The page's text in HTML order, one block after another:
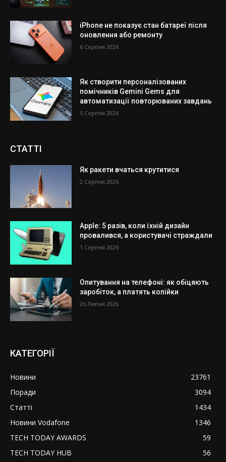
iPhone не показує стан батареї після
оновлення або ремонту
6 Серпня 2026
Як створити персоналізованих
помічників Gemini Gems для
автоматизації повторюваних завдань
5 Серпня 2026
СТАТТІ
Як ракети вчаться крутитися
2 Серпня 2026
Apple: 5 разів, коли їхній дизайн
провалився, а користувачі страждали
1 Серпня 2026
Опитування на телефоні: як обіцяють
заробіток, а платять копійки
26 Липня 2026
КАТЕГОРІЇ
Новини
23761
Поради
3094
Статті
1434
Новини Vodafone
1346
TECH TODAY AWARDS
59
TECH TODAY HUB
56